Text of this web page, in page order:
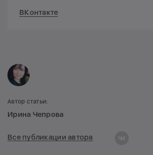
ВКонтакте
Автор статьи:
Ирина Чепрова
Все публикации автора